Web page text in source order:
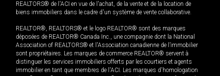
REALTORS® de l'ACI en vue de l'achat, de la vente et de la location de
biens immobiliers dans le cadre d'un système de vente collaborative.
REALTOR®, REALTORS® et le logo REALTOR® sont des marques
déposées de REALTOR® Canada Inc., une compagnie dont la National
Association of REALTORS® et l'Association canadienne de l’immobilier
sont propriétaires. Les marques de commerce REALTOR® servent à
distinguer les services immobiliers offerts par les courtiers et agents
immobilier en tant que membres de l'ACI. Les marques d'homologation